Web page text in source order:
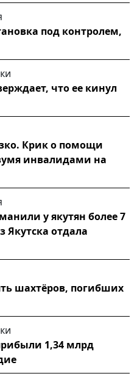
под контролем,
что ее кинул
Крик о помощи
инвалидами на
у якутян более 7
Якутска отдала
шахтёров, погибших
1,34 млрд